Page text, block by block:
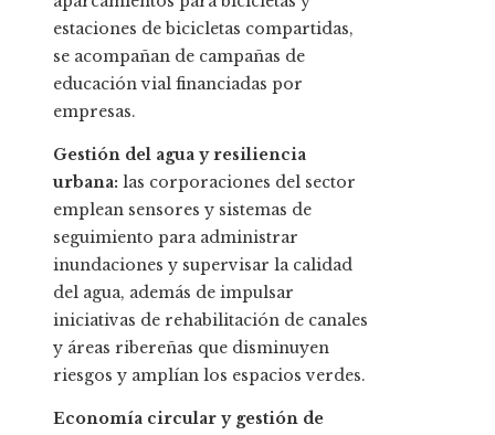
estaciones de bicicletas compartidas,
se acompañan de campañas de
educación vial financiadas por
empresas.
Gestión del agua y resiliencia
urbana: las corporaciones del sector
emplean sensores y sistemas de
seguimiento para administrar
inundaciones y supervisar la calidad
del agua, además de impulsar
iniciativas de rehabilitación de canales
y áreas ribereñas que disminuyen
riesgos y amplían los espacios verdes.
Economía circular y gestión de